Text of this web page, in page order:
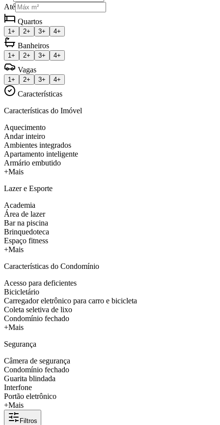
Até
Quartos
1+ 2+ 3+ 4+
Banheiros
1+ 2+ 3+ 4+
Vagas
1+ 2+ 3+ 4+
Características
Características do Imóvel
Aquecimento
Andar inteiro
Ambientes integrados
Apartamento inteligente
Armário embutido
+Mais
Lazer e Esporte
Academia
Área de lazer
Bar na piscina
Brinquedoteca
Espaço fitness
+Mais
Características do Condomínio
Acesso para deficientes
Bicicletário
Carregador eletrônico para carro e bicicleta
Coleta seletiva de lixo
Condomínio fechado
+Mais
Segurança
Câmera de segurança
Condomínio fechado
Guarita blindada
Interfone
Portão eletrônico
+Mais
Filtros